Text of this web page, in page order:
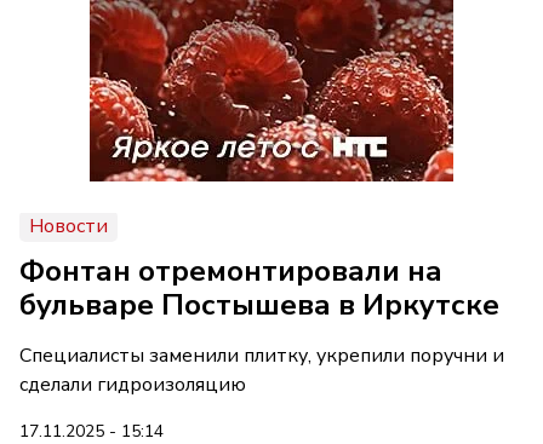
Новости
Фонтан отремонтировали на
бульваре Постышева в Иркутске
Специалисты заменили плитку, укрепили поручни и
сделали гидроизоляцию
17.11.2025 - 15:14